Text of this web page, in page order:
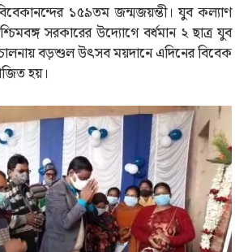
১৫৯তম জন্মজয়ন্তী। যুব কল্যাণ
সরকারের উদ্যোগে বর্ধমান ২ ছাত্র যুব
বড়শুল উৎসব ময়দানে এদিনের বিবেক
হয়।